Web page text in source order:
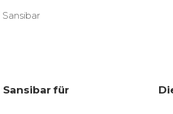
Sansibar
für